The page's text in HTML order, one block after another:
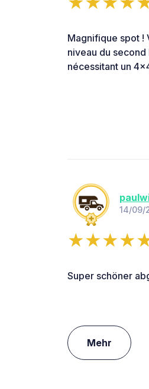
Magnifique spot !
niveau du
nécessitant un
14/09/
Super schöner
Mehr